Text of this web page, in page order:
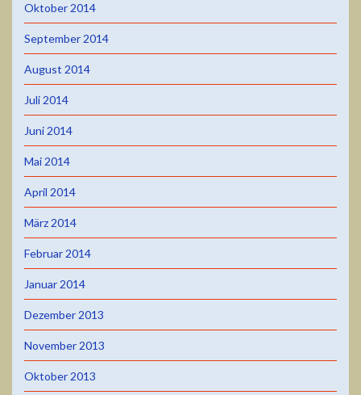
Oktober 2014
September 2014
August 2014
Juli 2014
Juni 2014
Mai 2014
April 2014
März 2014
Februar 2014
Januar 2014
Dezember 2013
November 2013
Oktober 2013